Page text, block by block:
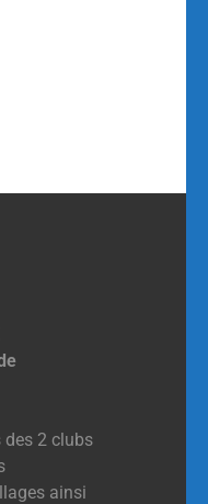
des 2 clubs
ainsi